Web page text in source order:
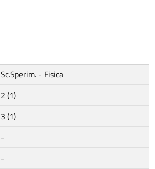
Sc.Sperim. - Fisica
2 (1)
3 (1)
-
-